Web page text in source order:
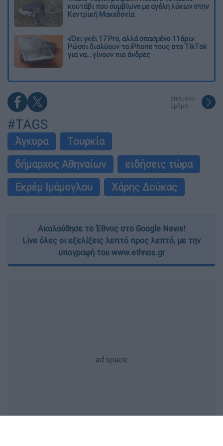
κουτάβι που συμβίωνε με αγέλη λύκων στην
Κεντρική Μακεδονία
«Όχι γκέι 17 Pro, αλλά σπασμένο 11άρι»:
Ρώσοι διαλύουν τα iPhone τους στο TikTok
για να... γίνουν πιο άνδρες
επόμενο
άρθρο
#TAGS
Άγκυρα
Τουρκία
δήμαρχος Αθηναίων
ειδήσεις τώρα
Εκρέμ Ιμάμογλου
Χάρης Δούκας
Ακολούθησε το Έθνος στο Google News!
Live όλες οι εξελίξεις λεπτό προς λεπτό, με την
υπογραφή του www.ethnos.gr